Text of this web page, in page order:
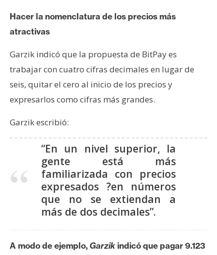
R
e
c
u
r
s
s
t
Hacer la nomenclatura de los precios más
atractivas
Garzik indicó que la propuesta de BitPay es
trabajar con cuatro cifras decimales en lugar de
seis, quitar el cero al inicio de los precios y
expresarlos como cifras más grandes.
Garzik escribió:
“En un nivel superior, la
gente está más
familiarizada con precios
expresados ?en números
que no se extiendan a
más de dos decimales”.
A modo de ejemplo,Garzikindicó que pagar 9.123